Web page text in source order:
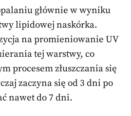
głównie w wyniku
lipidowej naskórka.
na promieniowanie UV
tej warstwy, co
procesem złuszczania się
zaczyna się od 3 dni po
nawet do 7 dni.